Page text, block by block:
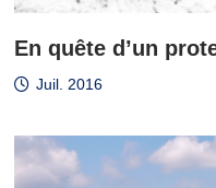
En quête d’un
Juil. 2016